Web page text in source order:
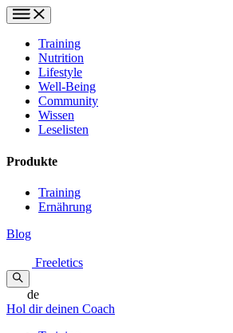
Training
Nutrition
Lifestyle
Well-Being
Community
Wissen
Leselisten
Produkte
Training
Ernährung
Blog
Freeletics
de
Hol dir deinen Coach